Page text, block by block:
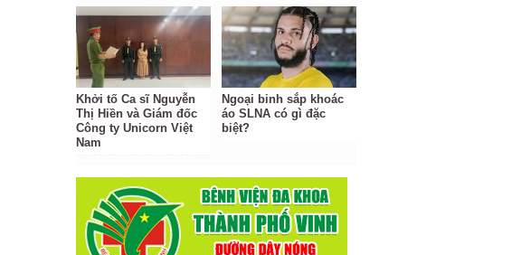
Khởi tố Ca sĩ Nguyễn
Thị Hiền và Giám đốc
Công ty Unicorn Việt
Nam
Ngoại binh sắp khoác
áo SLNA có gì đặc
biệt?